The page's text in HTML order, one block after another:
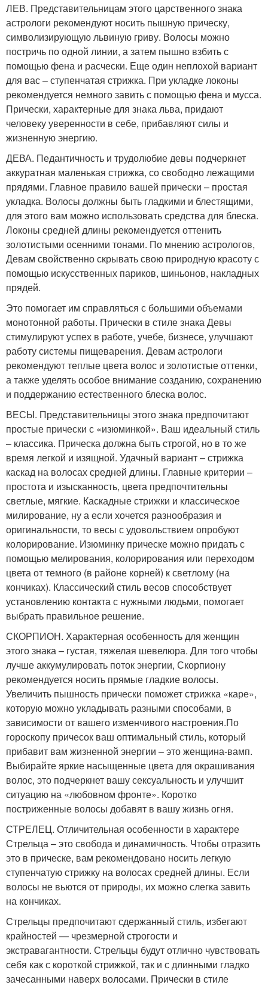
ЛЕВ. Представительницам этого царственного знака
астрологи рекомендуют носить пышную прическу,
символизирующую львиную гриву. Волосы можно
постричь по одной линии, а затем пышно взбить с
помощью фена и расчески. Еще один неплохой вариант
для вас – ступенчатая стрижка. При укладке локоны
рекомендуется немного завить с помощью фена и мусса.
Прически, характерные для знака льва, придают
человеку уверенности в себе, прибавляют силы и
жизненную энергию.
ДЕВА. Педантичность и трудолюбие девы подчеркнет
аккуратная маленькая стрижка, со свободно лежащими
прядями. Главное правило вашей прически – простая
укладка. Волосы должны быть гладкими и блестящими,
для этого вам можно использовать средства для блеска.
Локоны средней длины рекомендуется оттенить
золотистыми осенними тонами. По мнению астрологов,
Девам свойственно скрывать свою природную красоту с
помощью искусственных париков, шиньонов, накладных
прядей.
Это помогает им справляться с большими объемами
монотонной работы. Прически в стиле знака Девы
стимулируют успех в работе, учебе, бизнесе, улучшают
работу системы пищеварения. Девам астрологи
рекомендуют теплые цвета волос и золотистые оттенки,
а также уделять особое внимание созданию, сохранению
и поддержанию естественного блеска волос.
ВЕСЫ. Представительницы этого знака предпочитают
простые прически с «изюминкой». Ваш идеальный стиль
– классика. Прическа должна быть строгой, но в то же
время легкой и изящной. Удачный вариант – стрижка
каскад на волосах средней длины. Главные критерии –
простота и изысканность, цвета предпочтительны
светлые, мягкие. Каскадные стрижки и классическое
милирование, ну а если хочется разнообразия и
оригинальности, то весы с удовольствием опробуют
колорирование. Изюминку прическе можно придать с
помощью мелирования, колорирования или переходом
цвета от темного (в районе корней) к светлому (на
кончиках). Классический стиль весов способствует
установлению контакта с нужными людьми, помогает
выбрать правильное решение.
СКОРПИОН. Характерная особенность для женщин
этого знака – густая, тяжелая шевелюра. Для того чтобы
лучше аккумулировать поток энергии, Скорпиону
рекомендуется носить прямые гладкие волосы.
Увеличить пышность прически поможет стрижка «каре»,
которую можно укладывать разными способами, в
зависимости от вашего изменчивого настроения.По
гороскопу причесок ваш оптимальный стиль, который
прибавит вам жизненной энергии – это женщина-вамп.
Выбирайте яркие насыщенные цвета для окрашивания
волос, это подчеркнет вашу сексуальность и улучшит
ситуацию на «любовном фронте». Коротко
постриженные волосы добавят в вашу жизнь огня.
СТРЕЛЕЦ. Отличительная особенности в характере
Стрельца – это свобода и динамичность. Чтобы отразить
это в прическе, вам рекомендовано носить легкую
ступенчатую стрижку на волосах средней длины. Если
волосы не вьются от природы, их можно слегка завить
на кончиках.
Стрельцы предпочитают сдержанный стиль, избегают
крайностей — чрезмерной строгости и
экстравагантности. Стрельцы будут отлично чувствовать
себя как с короткой стрижкой, так и с длинными гладко
зачесанными наверх волосами. Прически в стиле